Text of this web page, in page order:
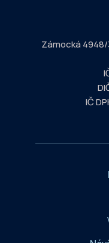
Zámocká 4948/
IČ